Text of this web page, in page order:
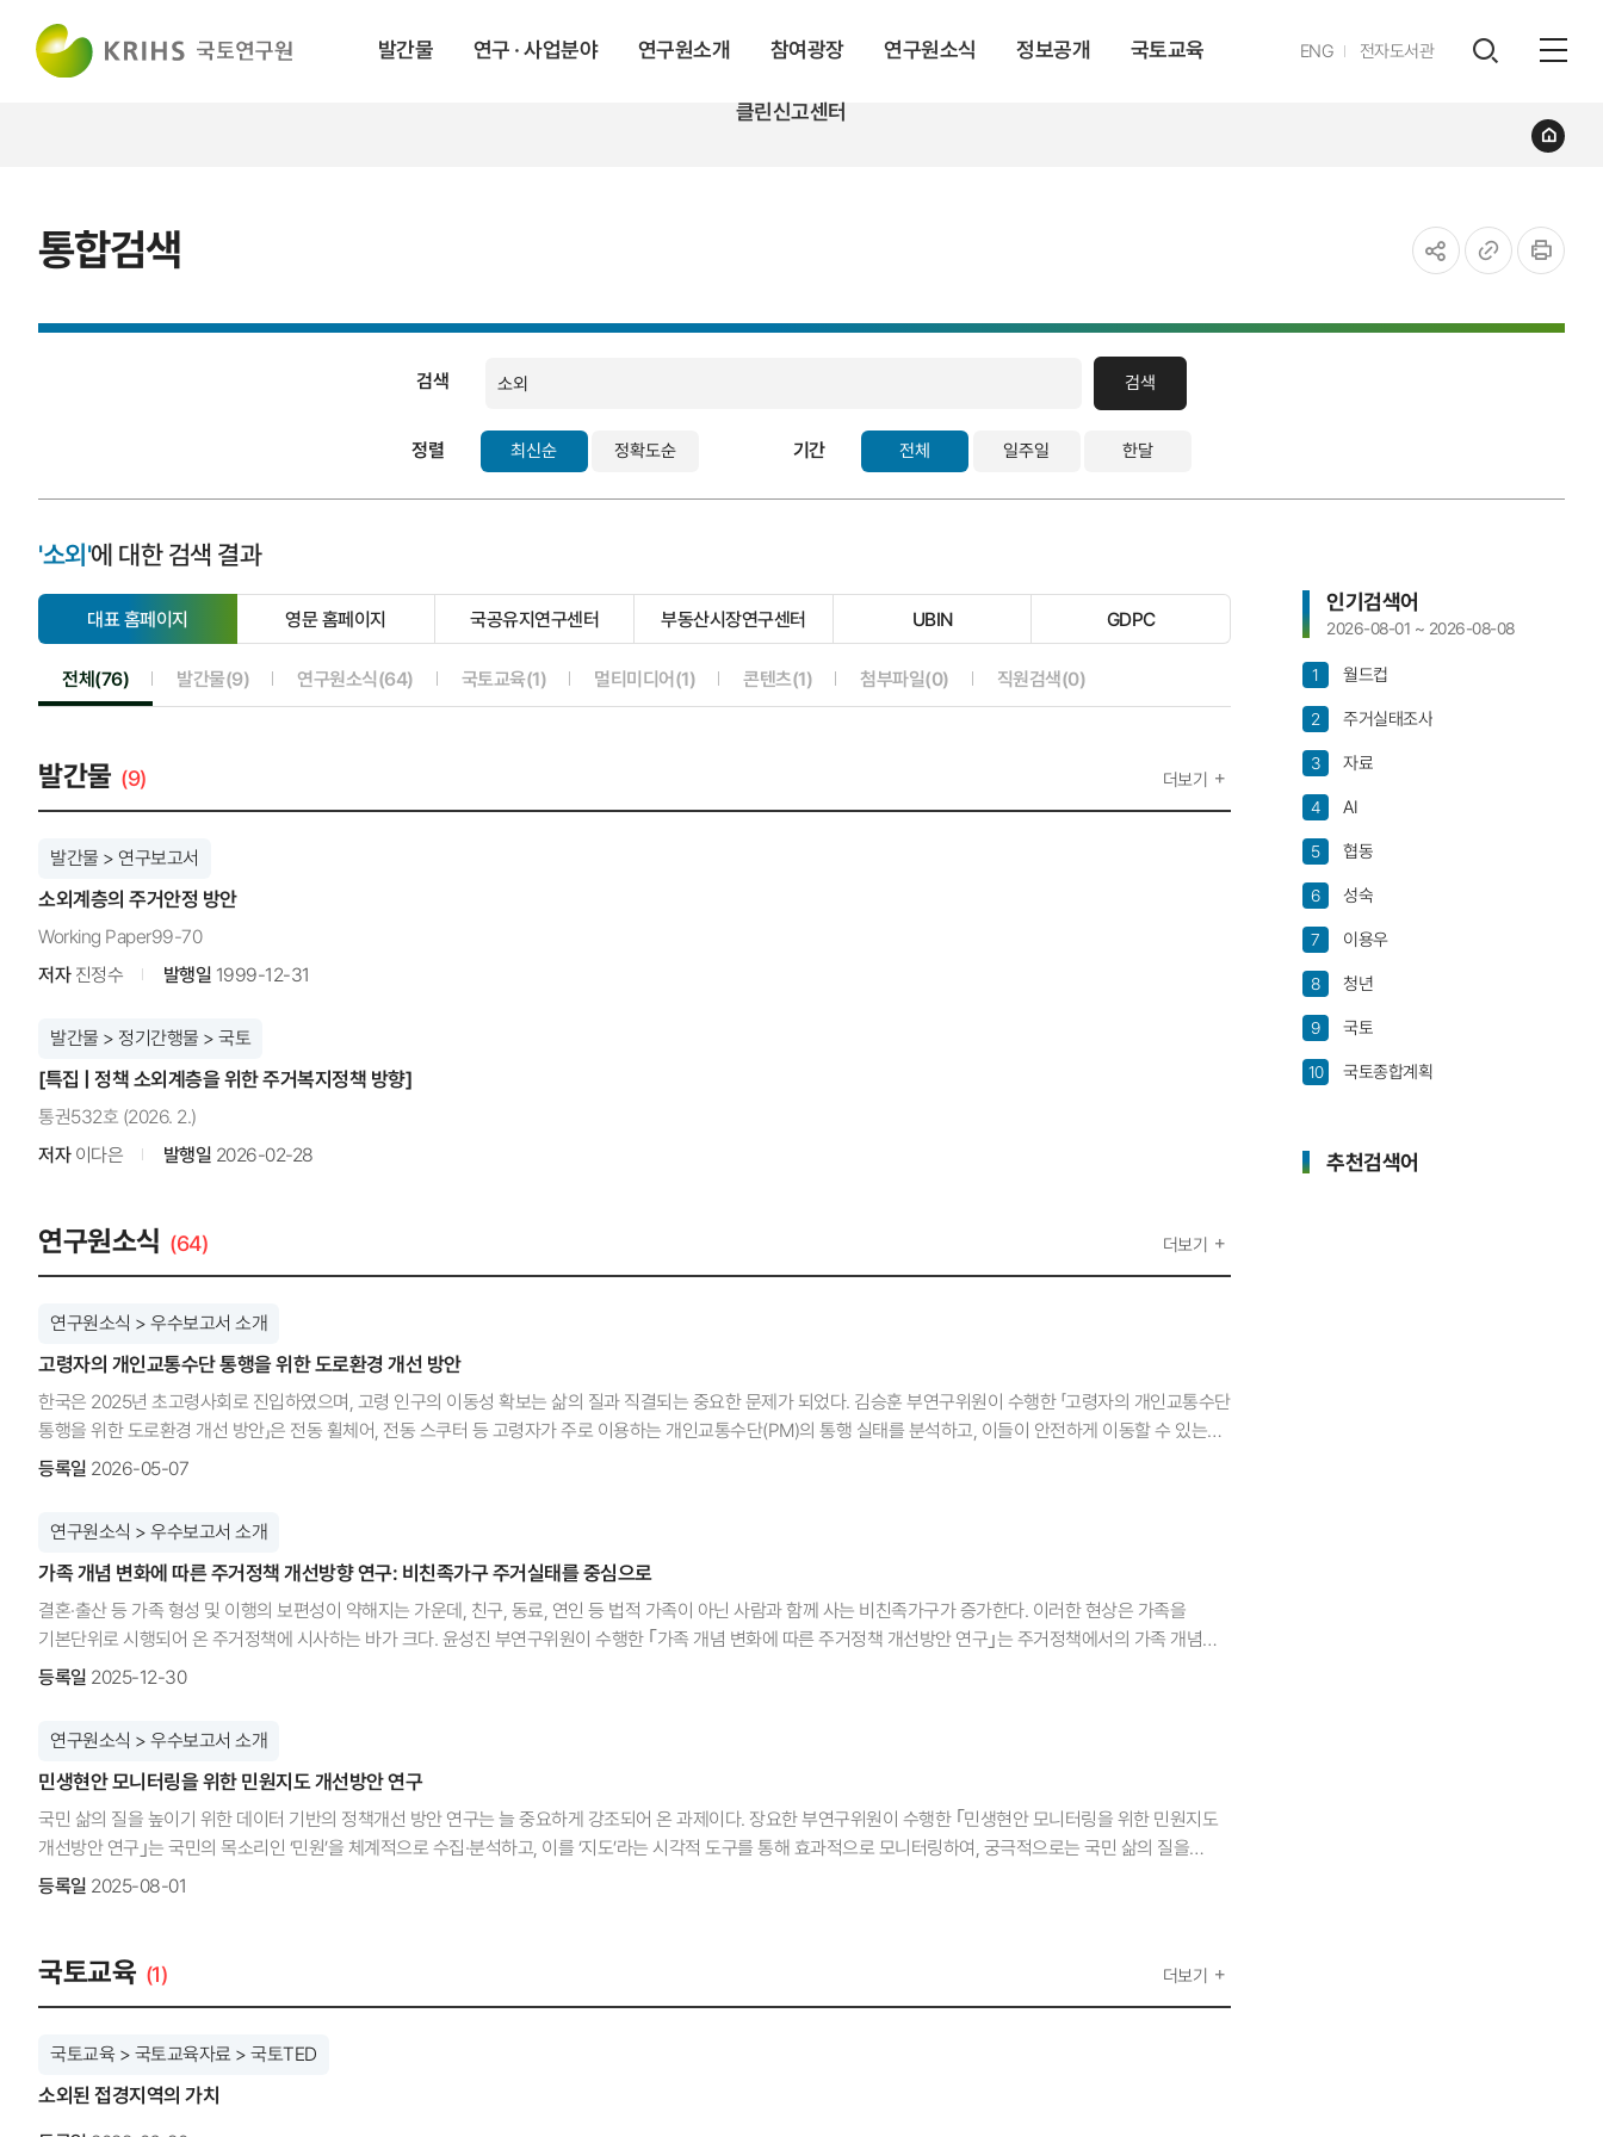
발간물 연구 · 사업분야 연구원소개 참여광장 연구원소식 정보공개 국토교육
클린신고센터
ENG영문전자도서관
레이어열기
통합검색
홈
검색
검색
정렬 최신순 정확도순 기간 전체 일주일 한달
'소외'에 대한 검색 결과
대표 홈페이지
선
택
됨
영문 홈페이지
선
택
안
국공유지연구센터
선
택
안
됨
부동산시장연구센터
선
택
안
UBIN
선
택
안
됨
GDPC
선
택
전체(76)선택됨 발간물(9)선택안됨연구원소식(64)선택안됨국토교육(1)선택안됨멀티미디어(1)선택안됨콘텐츠(1)선택안됨첨부파일(0)선택안됨직원검색(0)선택안됨
발간물 (9) 더보기
발간물 > 연구보고서
소외계층의 주거안정 방안
Working Paper99-70
저자진정수 발행일 1999-12-31
발간물 > 정기간행물 > 국토
[특집 | 정책 소외계층을 위한 주거복지정책 방향]
통권532호 (2026. 2.)
저자이다은 발행일 2026-02-28
연구원소식 (64) 더보기
연구원소식 > 우수보고서 소개
고령자의 개인교통수단 통행을 위한 도로환경 개선 방안
한국은 2025년 초고령사회로 진입하였으며, 고령 인구의 이동성 확보는 삶의 질과 직결되는 중요한 문제가 되었다. 김승훈 부연구위원이 수행한 「고령자의 개인교통수단
통행을 위한 도로환경 개선 방안」은 전동 휠체어, 전동 스쿠터 등 고령자가 주로 이용하는 개인교통수단(PM)의 통행 실태를 분석하고, 이들이 안전하게 이동할 수 있는
도로 환경과 제도적 개선책을 제시하고 있다. KRIHS: 이 연구를 수행하게 된 동기는? 김승훈: 바야흐로 4차 산업혁명을 맞아 '모빌리티 시대'가 도래했다는 이야기를 많이
이용하는 전동 휠체어 등을 단순한 의료 보조기구가 아니라, 모빌리티 시대에 교통약자의 이동권을 보장하는 핵심적인 개인교통수단으로 바라봐야 한다고 생각했다.
진정한 모빌리티 시대로의 전환은 기술의 발전뿐만 아니라, 고령자와 같은 교통약자를 포용할 수 있는 수단과 환경을 고민하는 것에서 시작된다는 믿음으로 이 연구를
시작하게 되었다. KRIHS: 이 연구의 의미는 무엇인가? 김승훈: 기존 연구들이 주로 고령자의 대중교통 이용이나 일반 보행 환경에 초점을 맞췄다면, 이 연구는 고령자
PM을 독립적인 교통수단으로 조명했다는 데 큰 의미가 있다. 특히 도시지역에 비해 인프라가 열악한 비도시(지방) 지역을 중점적으로 분석했다. 실제로 비도시지역
법·제도 개선안과 도로 설계 가이드라인을 구체적으로 제안했다는 점에서 정책적 활용도가 높다. KRIHS: 연구 수행과정에서 있었던 에피소드는? 김승훈: 전동 스쿠터를
있어도 풀이 무성하고 폭이 좁아 어쩔 수 없이 차들이 쌩쌩 달리는 차도 가장자리로 위태롭게 주행하고 계셨다. 특히 영광군의 경우 e-모빌리티 전용도로를 통해 PM과
차량을 분리하고 있었는데, 이러한 모범 사례를 보며 고령자 PM을 위한 전용 공간 확보가 실제로 가능하다는 확신을 얻을 수 있었다. KRIHS: 연구수행 시 보람을
보람차다. 하지만 안타깝게도 우리나라에는 아직 고령자 PM 사고에 대한 별도의 통계 분류가 없어 정확한 사고 데이터를 확보하기 어려웠다. 경찰청 데이터에서도
단순히 보행자 사고로 집계되다 보니, 뉴스 빅데이터 분석이나 설문조사에 의존해야 했던 점이 연구의 한계이자 아쉬움으로 남는다. KRIHS: 앞으로 더 하고 싶은 연구가
있다면? 김승훈: 이번 연구에서 제기된 데이터의 한계를 극복하기 위해, 고령자 PM의 통행 행태와 사고 특성을 체계적으로 수집하고 분석하는 후속 연구가 시급하다.
지역계획학과로 박사를 취득하고 현재 국토연구원 도로정책센터 부연구위원으로 재직 중이다. 주요 연구분야는 지하교통인프라정책, 민자도로, 교통약자정책, Social
Justice 등이다.
등록일 2026-05-07
연구원소식 > 우수보고서 소개
가족 개념 변화에 따른 주거정책 개선방향 연구: 비친족가구 주거실태를 중심으로
결혼·출산 등 가족 형성 및 이행의 보편성이 약해지는 가운데, 친구, 동료, 연인 등 법적 가족이 아닌 사람과 함께 사는 비친족가구가 증가한다. 이러한 현상은 가족을
기본단위로 시행되어 온 주거정책에 시사하는 바가 크다. 윤성진 부연구위원이 수행한 ｢가족 개념 변화에 따른 주거정책 개선방안 연구｣는 주거정책에서의 가족 개념
적용과 한계를 살펴보고 정책 방향을 제시한다. KRIHS: 이 연구를 수행하게 된 동기는? 윤성진: 이 연구는 ‘함께 살기’에 대한 고민에서 출발한다. 전통적인 ‘함께 살기’
개인의 문제에 머물지 않고 사회적 문제로 이어질 수 있다. 이러한 문제를 고민하던 중, 친구나 연인 등과 함께 사는 비친족가구에 관심을 가지게 되었다. 이들은 함께 살며
아플 때나 위기 상황에서 서로를 돕고, 심리적 유대감과 소속감, 안정감을 느끼고 있었다. 그러나 법적 가족이 아니기 때문에 주거지 물색, 계약, 자금 마련, 거주, 퇴거
과정에서 불편을 경험하거나 정책 이용에 제약이 있었다. 이를 다룬 연구가 필요하다고 생각했다. KRIHS: 이 연구의 의미는 무엇인가? 윤성진: 이 연구는 ‘가족’과 ‘함께
거주하는 사람’이 일치하지 않는 현상에 주목하며, ‘가족’이 주거정책의 기본단위로 여전히 적합한가에 대한 근본적 질문을 던진다. 가족에 대한 사회적 인식 변화와 가족
비친족가구가 경험하는 주거불안 및 정책 접근 제약 요소를 확인할 수 있었다. 이를 바탕으로 ‘가족 단위’에서 ‘거주 단위’ 주거정책, ‘획일적 생애주기’가 아닌 ‘다양한
윤성진: 이 연구를 수행하며 많은 분을 인터뷰했다. 어떻게 함께 살게 되셨는지, 주택의 상태는 어떠한지, 공간을 어떻게 나누어 살고 있는지, 함께 살면서 어떠한 점이
좋고 어떠한 점이 불편한지 등을 여쭤보았다. 상당히 다양한 관계와 방식으로 함께 살아가는 이야기를 들을 수 있었다. 특히 함께 살고 있던 어머니가 돌아가셔서 혼자
살게 된 친구를 위로하면서 함께 살게 된 이야기, 코로나로 사업이 망한 친구와 함께 살게 된 이야기, 만성 췌장염으로 고생할 때 함께 사는 사람이 돌봐준 이야기 등 서로
깊은 유대감을 가지고 돌보며 살아가는 모습이 인상적이었다. 가족과 주거라는 개인적이고 내밀한 주제에 대해 마음을 열고 응답해주신 모든 분께 감사를 전하고 싶다.
KRIHS: 연구수행 시 보람을 느꼈거나 아쉬웠던 점은? 윤성진: 우리나라는 급격한 인구변화에 직면하고 있다. 변화한 인식과 현실에 ‘적응’해야하는 동시에, 저출생 등
인구문제에 ‘대응’해야 하는 과제를 안고 있다. 두 방향 모두 중요하지만, 때로는 양립하기 어려운 딜레마에 부딪히기도 한다. 이 연구는 다양해진 가족 및 가구 구성에
등록일 2025-12-30
연구원소식 > 우수보고서 소개
민생현안 모니터링을 위한 민원지도 개선방안 연구
국민 삶의 질을 높이기 위한 데이터 기반의 정책개선 방안 연구는 늘 중요하게 강조되어 온 과제이다. 장요한 부연구위원이 수행한 ｢민생현안 모니터링을 위한 민원지도
개선방안 연구｣는 국민의 목소리인 ‘민원’을 체계적으로 수집·분석하고, 이를 ‘지도’라는 시각적 도구를 통해 효과적으로 모니터링하여, 궁극적으로는 국민 삶의 질을
높이기 위한 데이터 기반의 정책 개선 방안을 제시하고 있다. KRIHS: 이 연구를 수행하게 된 동기는? 장요한: 빅데이터와 AI를 정책에 활용하는 연구는 활발히
관점에서 접근한다면, 설득력 있는 분석을 통해 국민이 직접 체감할 수 있는 정책을 제언하는 의미 있는 연구가 될 것이라는 확신이 들어 시작하게 되었습니다. KRIHS: 이
연구의 의미는 무엇인가? 장요한: 이 연구의 가장 큰 의미는 정책과 행정의 패러다임을 ‘공급자’ 중심에서 ‘수요자’ 중심으로 전환하는 데 있습니다. 기존 정책이 거시적인
정책의 최우선 순위에 두는, 상향식(Bottom-up) 정책 결정의 가능성을 제시하는 것입니다. 데이터를 통해 정책과 행정이 국민의 삶에 더 가까이 다가가고 '국민의 삶을
수행과정에서 있었던 에피소드는? 장요한: 이 연구에서 가장 큰 책임감을 느끼고 신중을 기했던 부분은 단연 '개인정보 보호'였습니다. 국민권익위원회와의 MOU를 통해
등록일 2025-08-01
국토교육 (1) 더보기
국토교육 > 국토교육자료 > 국토TED
소외된 접경지역의 가치
인기검색어
2026-08-01 ~ 2026-08-08
1 월드컵
2 주거실태조사
3 자료
4 AI
5 협동
6 성숙
7 이용우
8 청년
9 국토
10 국토종합계획
추천검색어